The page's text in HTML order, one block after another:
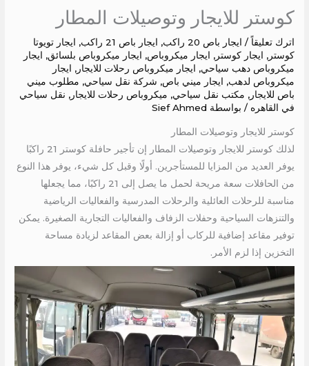
كوستر للايجار وتوصيلات المطار
اترك تعليقاً / ايجار باص 20 راكب , ايجار باص 21 راكب , ايجار تويوتا
كوستر, ايجار كوستر, ايجار ميكروباص, ايجار ميكروباص بلسائق, ايجار
ميكروباص دهب سياحي, ايجار ميكروباص رحلات للايجار, ايجار
ميكروباص لدهب, ايجار ميني باص, شركة نقل سياحي, مطلوب ميني
باص للايجار, مكتب نقل سياحي, ميكروباص رحلات للايجار, نقل سياحي
في القاهره / بواسطة Sief Ahmed
كوستر للايجار وتوصيلات المطار
لذلك كوستر للايجار وتوصيلات المطار إن تأجير حافلة كوستر 21 راكبًا
يوفر العديد من المزايا للمستأجرين. أولًا وقبل كل شيء، يوفر هذا النوع
من الحافلات سعة مريحة لحمل ما يصل إلى 21 راكبًا، مما يجعلها
مناسبة للرحلات العائلية والرحلات المدرسية والفعاليات الرياضية
والتنزهات السياحية وحفلات الزفاف والفعاليات التجارية الصغيرة. يمكن
توفير مقاعد إضافية للركاب أو إزالة بعض المقاعد لزيادة مساحة
التخزين إذا لزم الأمر.